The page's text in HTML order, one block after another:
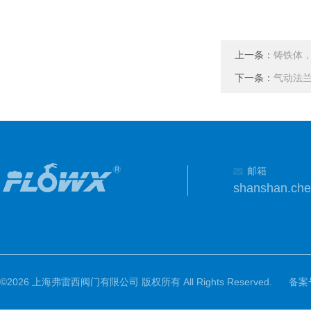
上一条： 铸铁体
下一条： 气动法
邮箱
©2026 上海弗雷西阀门有限公司 版权所有 All Rights Reserved. 备案